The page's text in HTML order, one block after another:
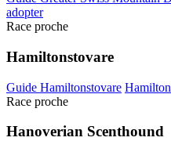
adopter
Race proche
Hamiltonstovare
Guide Hamiltonstovare
Race proche
Hanoverian Scenthound